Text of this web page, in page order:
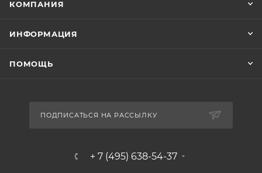
КОМПАНИЯ
ИНФОРМАЦИЯ
ПОМОЩЬ
ПОДПИСАТЬСЯ НА РАССЫЛКУ
+ 7 (495) 638-54-37